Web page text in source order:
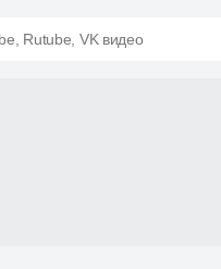
Rutube, VK видео